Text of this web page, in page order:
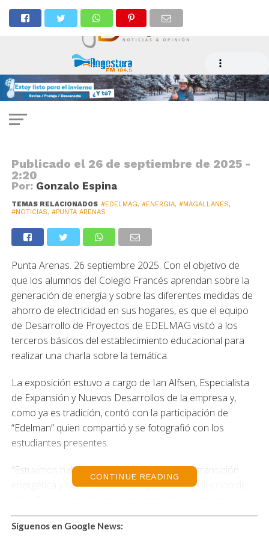
ENERGÍA
Colegio Francés aprende sobre
energía con charla de Edelmag
Publicado el 26 de septiembre de 2025 -
2:20
Por: Gonzalo Espina
TEMAS RELACIONADOS #EDELMAG, #ENERGIA, #MAGALLANES,
#NOTICIAS, #PUNTA ARENAS
Punta Arenas. 26 septiembre 2025. Con el objetivo de
que los alumnos del Colegio Francés aprendan sobre la
generación de energía y sobre las diferentes medidas de
ahorro de electricidad en sus hogares, es que el equipo
de Desarrollo de Proyectos de EDELMAG visitó a los
terceros básicos del establecimiento educacional para
realizar una charla sobre la temática.
La exposición estuvo a cargo de Ian Alfsen, Especialista
de Expansión y Nuevos Desarrollos de la empresa y,
como ya es tradición, contó con la participación de
“Edelman” quien compartió y se fotografió con los
estudiantes presentes.
“Estuvimos hablando de energía renovable, transición
energética y sobre nuestra campaña de recolección de
estaban muy bien informados y esto reafirma que las
nuevas generaciones tienen más consciencia sobre el
CONTINUE READING
Síguenos en Google News: